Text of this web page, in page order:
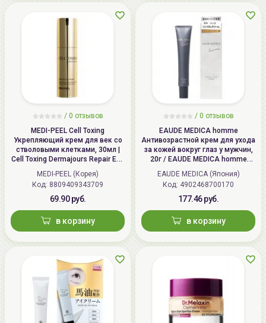
/ 0 отзывов
MEDI-PEEL Cell Toxing
Укрепляющий крем для век со
стволовыми клетками, 30мл |
Cell Toxing Dermajours Repair Eye
Cream
MEDI-PEEL (Корея)
Код: 8809409343709
69.90 руб.
в корзину
/ 0 отзывов
EAUDE MEDICA homme
Антивозрастной крем для ухода
за кожей вокруг глаз у мужчин,
20г / EAUDE MEDICA homme
Wrinkle Eye Cream
EAUDE MEDICA (Япония)
Код: 4902468700170
177.46 руб.
в корзину